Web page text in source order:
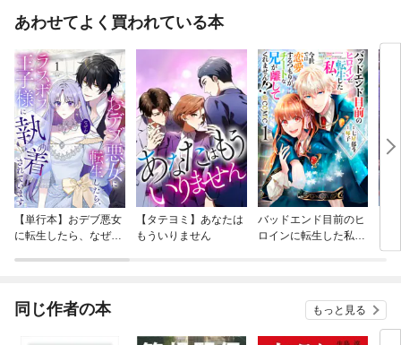
あわせてよく買われている本
【単行本】おデブ悪女
に転生したら、なぜか
【タテヨミ】あなたは
もういりません
バッドエンド目前のヒ
ロインに転生した私、
同じ作者の本 もっと見る